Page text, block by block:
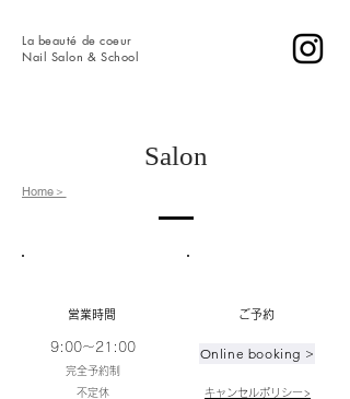
La beauté de coeur
​Nail Salon & School
Salon
Home＞
営業時間
9:00〜21:00
​完全予約制
​不定休
​ご予約
Online booking >
キャンセルポリシー>